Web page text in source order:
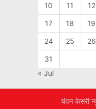
10 11 12
17 18 19
24 25 26
31
« Jul
चंदन केसरी